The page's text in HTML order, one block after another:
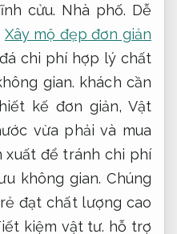
cửu. Nhà phố. Dễ
Xây mộ đẹp đơn giản
chi phí hợp lý chất
gian. khách cần
kế đơn giản, Vật
vừa phải và mua
xuất để tránh chi phí
không gian. Chúng
đạt chất lượng cao
kiệm vật tư. hỗ trợ